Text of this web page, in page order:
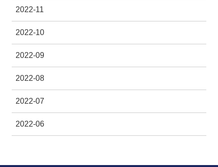
2022-11
2022-10
2022-09
2022-08
2022-07
2022-06